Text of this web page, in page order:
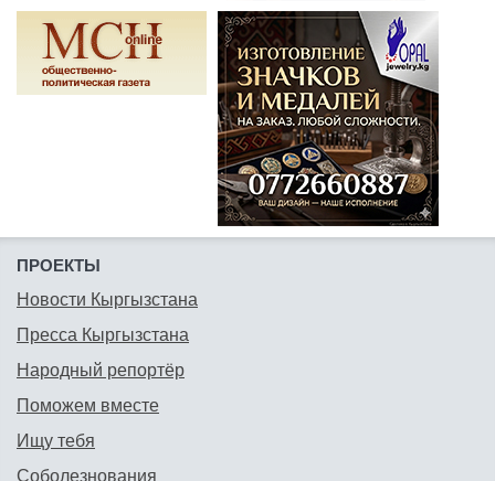
ПРОЕКТЫ
Новости Кыргызстана
Пресса Кыргызстана
Народный репортёр
Поможем вместе
Ищу тебя
Соболезнования